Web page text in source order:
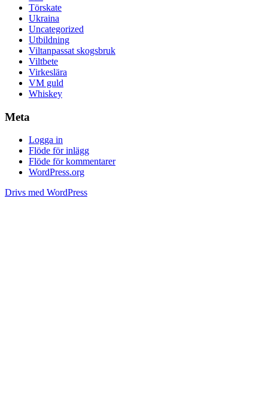
Törskate
Ukraina
Uncategorized
Utbildning
Viltanpassat skogsbruk
Viltbete
Virkeslära
VM guld
Whiskey
Meta
Logga in
Flöde för inlägg
Flöde för kommentarer
WordPress.org
Drivs med WordPress